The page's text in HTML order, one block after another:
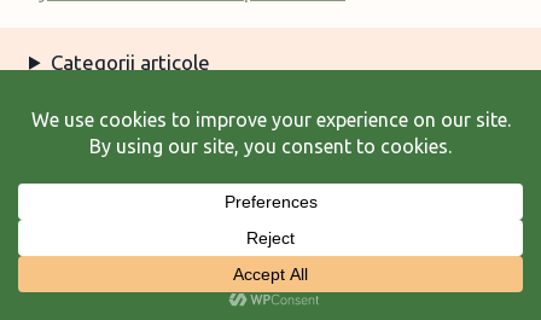
Categorii articole
Arhiva articole
© 2026 Laura Frunză